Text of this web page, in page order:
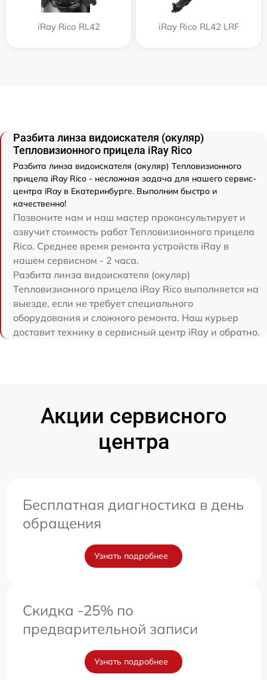
iRay Rico RL42 iRay Rico RL42 LRF
Разбита линза видоискателя (окуляр)
Тепловизионного прицела iRay Rico
Разбита линза видоискателя (окуляр) Тепловизионного
прицела iRay Rico - несложная задача для нашего сервис-
центра iRay в Екатеринбурге. Выполним быстро и
качественно!
Позвоните нам и наш мастер проконсультирует и
озвучит стоимость работ Тепловизионного прицела
Rico. Среднее время ремонта устройств iRay в
нашем сервисном - 2 часа.
Разбита линза видоискателя (окуляр)
Тепловизионного прицела iRay Rico выполняется на
выезде, если не требует специального
оборудования и сложного ремонта. Наш курьер
доставит технику в сервисный центр iRay и обратно.
Акции сервисного
центра
Бесплатная диагностика в день
обращения
Узнать подробнее
Скидка -25% по
предварительной записи
Узнать подробнее